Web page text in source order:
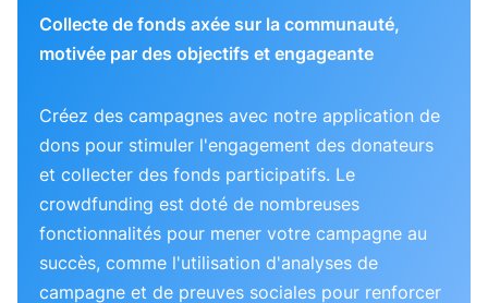
Collecte de fonds axée sur la communauté,
motivée par des objectifs et engageante
Créez des campagnes avec notre application de
dons pour stimuler l'engagement des donateurs
et collecter des fonds participatifs. Le
crowdfunding est doté de nombreuses
fonctionnalités pour mener votre campagne au
succès, comme l'utilisation d'analyses de
campagne et de preuves sociales pour renforcer